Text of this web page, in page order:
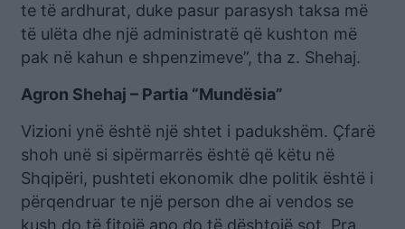
te të ardhurat, duke pasur parasysh taksa më
të ulëta dhe një administratë që kushton më
pak në kahun e shpenzimeve”, tha z. Shehaj.
Agron Shehaj – Partia “Mundësia”
Vizioni ynë është një shtet i padukshëm. Çfarë
shoh unë si sipërmarrës është që këtu në
Shqipëri, pushteti ekonomik dhe politik është i
përqendruar te një person dhe ai vendos se
kush do të fitojë apo do të dështojë sot. Pra